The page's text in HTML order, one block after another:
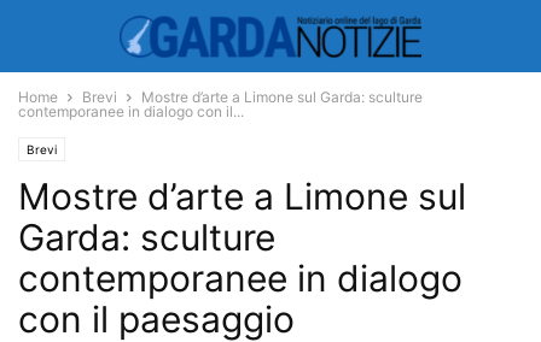
Home Brevi
Mostre d’arte a Limone sul Garda: sculture
contemporanee in dialogo con il...
Brevi
Mostre d’arte a Limone sul
Garda: sculture
contemporanee in dialogo
con il paesaggio